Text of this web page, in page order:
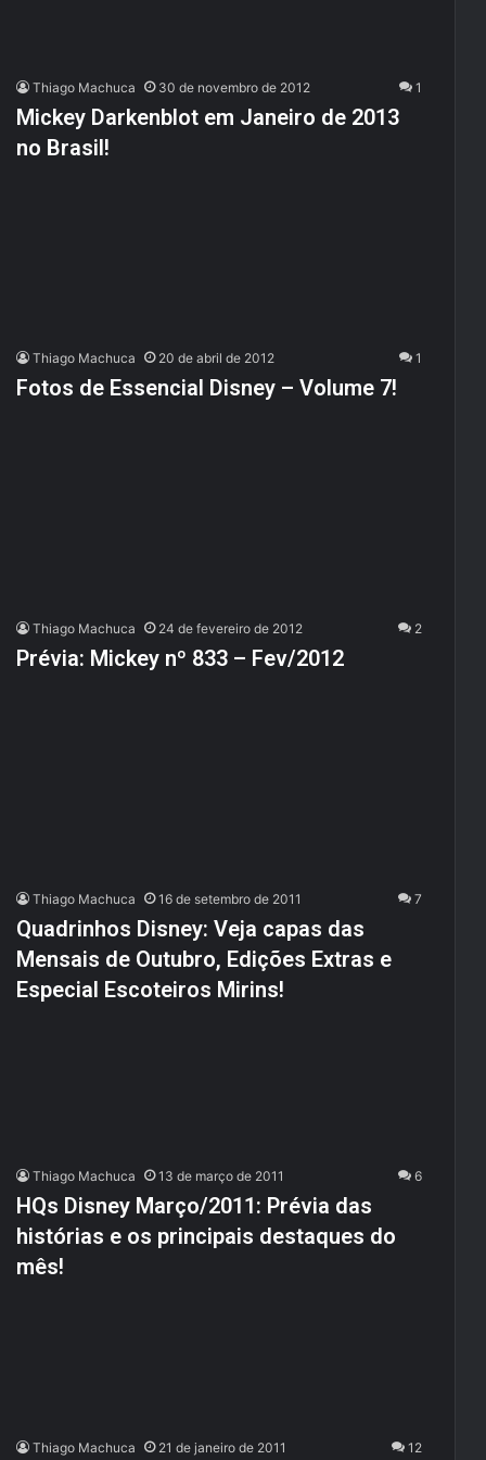
Thiago Machuca 30 de novembro de 2012 1
Mickey Darkenblot em Janeiro de 2013
no Brasil!
Thiago Machuca 20 de abril de 2012 1
Fotos de Essencial Disney – Volume 7!
Thiago Machuca 24 de fevereiro de 2012 2
Prévia: Mickey nº 833 – Fev/2012
Thiago Machuca 16 de setembro de 2011 7
Quadrinhos Disney: Veja capas das
Mensais de Outubro, Edições Extras e
Especial Escoteiros Mirins!
Thiago Machuca 13 de março de 2011 6
HQs Disney Março/2011: Prévia das
histórias e os principais destaques do
mês!
Thiago Machuca 21 de janeiro de 2011 12